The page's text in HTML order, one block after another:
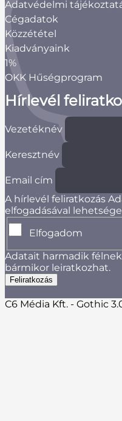
Adatvédelmi
Cégadatok
Közzététel
Kiadványaink
1%
OKK Hűségprogram
Hírlevél
Vezetéknév
Keresztnév
Email cím
A hírlevél feliratkozás
elfogadásával
Elfogadom
Adatait harmadik
bármikor leiratkozhat.
C6 Média Kft. - Gothic